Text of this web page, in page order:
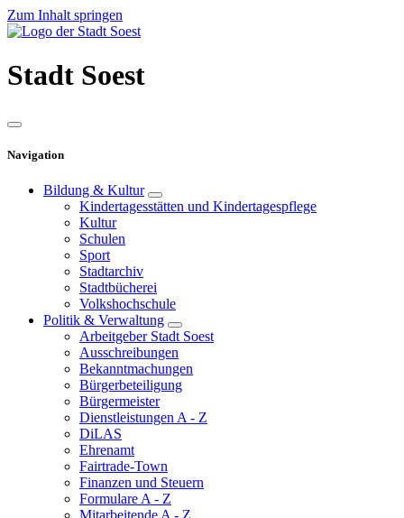
Zum Inhalt springen
Stadt Soest
Navigation
Bildung & Kultur
Kindertagesstätten und Kindertagespflege
Kultur
Schulen
Sport
Stadtarchiv
Stadtbücherei
Volkshochschule
Politik & Verwaltung
Arbeitgeber Stadt Soest
Ausschreibungen
Bekanntmachungen
Bürgerbeteiligung
Bürgermeister
Dienstleistungen A - Z
DiLAS
Ehrenamt
Fairtrade-Town
Finanzen und Steuern
Formulare A - Z